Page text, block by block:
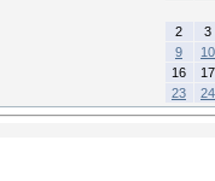
2
3
9
10
16
17
23
24